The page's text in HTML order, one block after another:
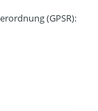
(GPSR):